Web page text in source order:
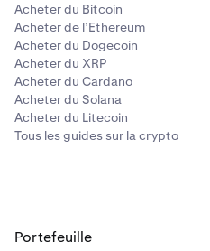
Acheter du Bitcoin
Acheter de l’Ethereum
Acheter du Dogecoin
Acheter du XRP
Acheter du Cardano
Acheter du Solana
Acheter du Litecoin
Tous les guides sur la crypto
Portefeuille